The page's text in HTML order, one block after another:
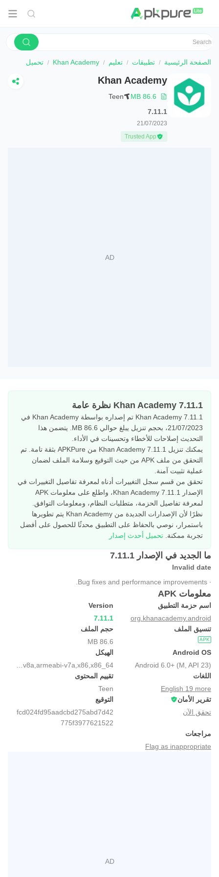
الصفحة الرئيسية تطبيقات تعليم Khan Academy تحميل
Khan Academy
86.6 MB
Teen
7.11.1
21/07/2023
Trusted App
Khan Academy 7.11.1 نظرة عامة
Khan Academy 7.11.1 تم إصداره بواسطة Khan Academy في
21/07/2023، بحجم تنزيل يبلغ حوالي 86.6 MB. يتضمن هذا
التحديث إصلاحات للأخطاء وتحسينات في الأداء.
يمكنك تنزيل Khan Academy 7.11.1 من APKPure بثقة تامة. تم
التحقق من ملف APK من حيث التوقيع وسلامة الملف لضمان
عملية تثبيت آمنة.
تحقق من قسم سجل التغييرات أدناه لمعرفة تفاصيل التغييرات في
الإصدار Khan Academy 7.11.1، واطلع على معلومات APK
لمعرفة تفاصيل الحزمة، متطلبات النظام، ومعلومات التوافق.
نظرًا لأن الإصدارات الجديدة من Khan Academy يتم تطويرها
باستمرار، نوصي بالحفاظ على التطبيق محدثًا للحصول على أفضل
تجربة ممكنة. تحميل أحدث إصدار
ما الجديد في الإصدار 7.11.1
Invalid date
∙ Bug fixes and performance improvements.
معلومات APK
اسم حزمة التطبيق
org.khanacademy.android
Version
7.11.1
تنسيق الملف
APK
حجم الملف
86.6 MB
Android OS
Android 6.0+ (M, API 23)
الهيكل
اللغات
English 19 more
تقييم المحتوى
Teen
تقرير الأمان
تحقق الآن
التوقيع
fcd024fd95aadcbd275abd7d42
775f3977621522
مراجعات
Flag as inappropriate